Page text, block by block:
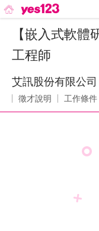
【嵌入式軟
工程師
艾訊股份有限公司
徵才說明 工作條件